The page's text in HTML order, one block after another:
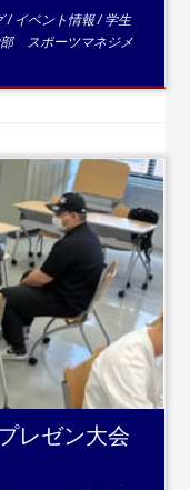
/ イベント情報/学生
スポーツマネジメ
レゼン大会